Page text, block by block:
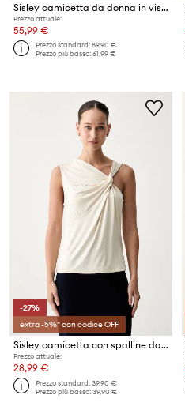
Sisley camicetta da donna in viscosa
Prezzo attuale:
55,99 €
Prezzo standard:89,90 €
Prezzo più basso:61,99 €
-27%
extra -5%* con codice OFF
Sisley camicetta con spalline da donna con viscosa
Prezzo attuale:
28,99 €
Prezzo standard:39,90 €
Prezzo più basso:39,90 €